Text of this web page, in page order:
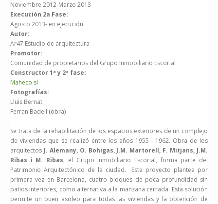
Noviembre 2012-Marzo 2013
Execución 2a Fase:
Agosto 2013- en ejecución
Autor:
Ar47 Estudio de arquitectura
Promotor:
Comunidad de propietarios del Grupo Inmobiliario Escorial
Constructor 1ª y 2ª fase:
Maheco sl
Fotografías:
Lluis Bernat
Ferran Badell (obra)
Se trata de la rehabilitación de los espacios exteriores de un complejo
de viviendas que se realizó entre los años 1955 i 1962. Obra de los
arquitectos J. Alemany, O. Bohigas, J.M. Martorell, F. Mitjans, J.M.
Ribas i M. Ribas, el Grupo Inmobiliario Escorial, forma parte del
Patrimonio Arquitectónico de la ciudad. Este proyecto plantea por
primera vez en Barcelona, cuatro bloques de poca profundidad sin
patios interiores, como alternativa a la manzana cerrada. Esta solución
permite un buen asoleo para todas las viviendas y la obtención de